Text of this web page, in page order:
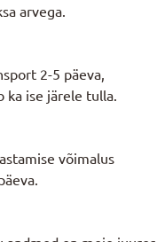
arvega.
2-5 päeva,
ka ise järele tulla.
võimalus